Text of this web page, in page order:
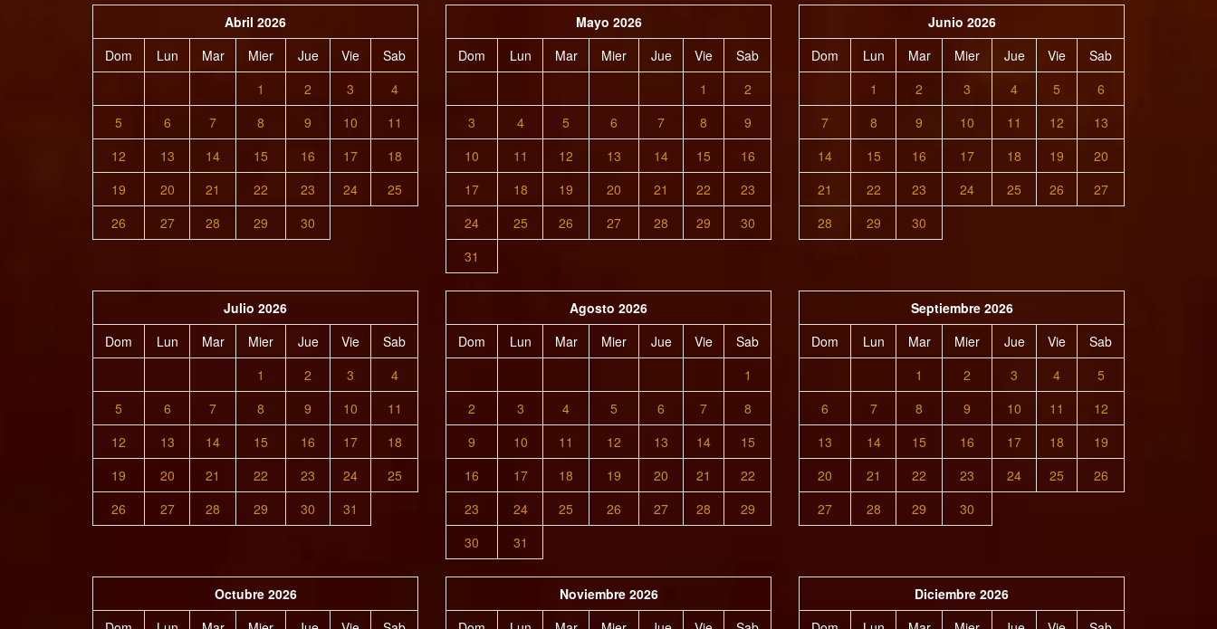
Abril 2026
Dom
Lun Mar Mier Jue Vie
Sab
1
2 3
4
5
6 7 8 9 10
11
12
13 14 15 16 17
18
19
20 21 22 23 24
25
26
27 28 29 30
Mayo 2026
Dom
Lun Mar Mier Jue Vie
Sab
1
2
3
4 5 6 7 8
9
10
11 12 13 14 15
16
17
18 19 20 21 22
23
24
25 26 27 28 29
30
31
Junio 2026
Dom
Lun Mar Mier Jue Vie
Sab
1
2 3 4 5
6
7
8 9 10 11 12
13
14
15 16 17 18 19
20
21
22 23 24 25 26
27
28
29 30
Julio 2026
Dom
Lun Mar Mier Jue Vie
Sab
1
2 3
4
5
6 7 8 9 10
11
12
13 14 15 16 17
18
19
20 21 22 23 24
25
26
27 28 29 30 31
Agosto 2026
Dom
Lun Mar Mier Jue Vie
Sab
1
2
3 4 5 6 7
8
9
10 11 12 13 14
15
16
17 18 19 20 21
22
23
24 25 26 27 28
29
30
31
Septiembre 2026
Dom
Lun Mar Mier Jue Vie
Sab
1
2 3 4
5
6
7 8 9 10 11
12
13
14 15 16 17 18
19
20
21 22 23 24 25
26
27
28 29 30
Octubre 2026
Noviembre 2026
Diciembre 2026